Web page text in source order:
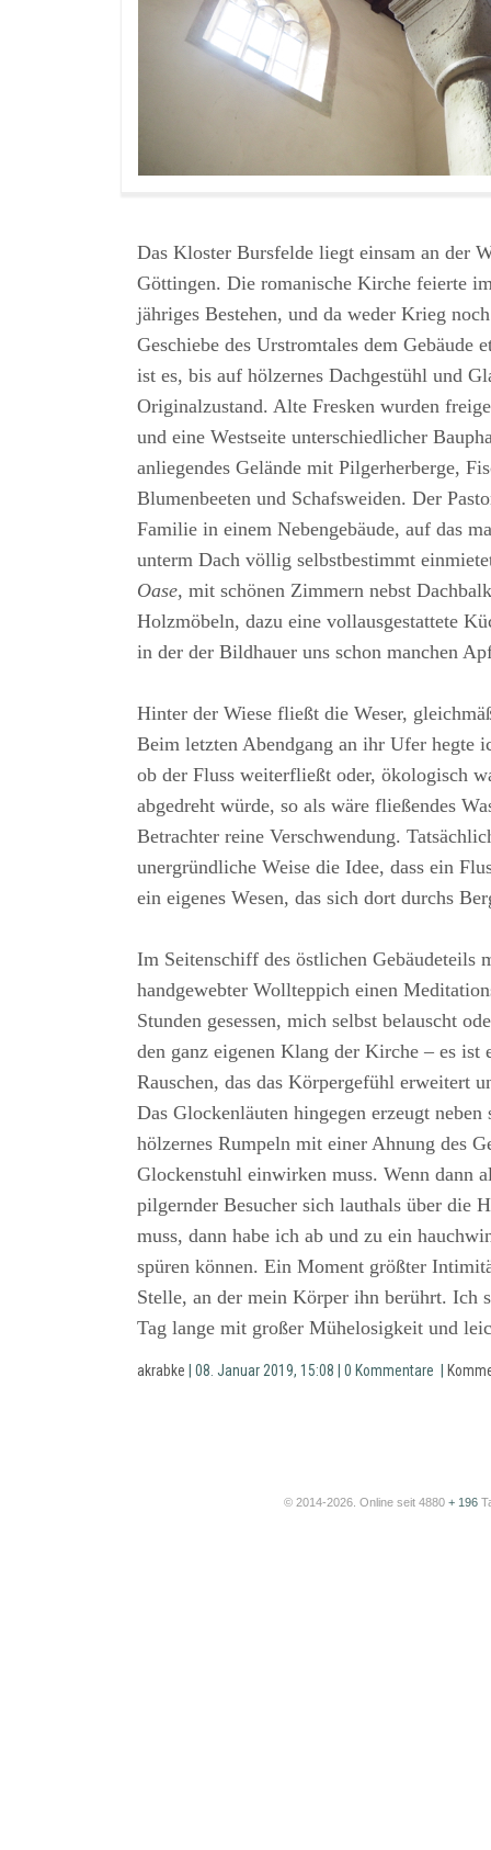
Das Kloster Bursfelde liegt einsam an der
Göttingen. Die romanische Kirche feierte
jähriges Bestehen, und da weder Krieg
Geschiebe des Urstromtales dem Gebäude
ist es, bis auf hölzernes Dachgestühl und
Originalzustand. Alte Fresken wurden
und eine Westseite unterschiedlicher
anliegendes Gelände mit Pilgerherberge,
Blumenbeeten und Schafsweiden. Der
Familie in einem Nebengebäude, auf das
unterm Dach völlig selbstbestimmt
Oase, mit schönen Zimmern nebst
Holzmöbeln, dazu eine vollausgestattete
in der der Bildhauer uns schon manchen
Hinter der Wiese fließt die Weser,
Beim letzten Abendgang an ihr Ufer hegte
ob der Fluss weiterfließt oder, ökologisch
abgedreht würde, so als wäre fließendes
Betrachter reine Verschwendung.
unergründliche Weise die Idee, dass ein
ein eigenes Wesen, das sich dort durchs
Im Seitenschiff des östlichen Gebäudeteils
handgewebter Wollteppich einen
Stunden gesessen, mich selbst belauscht
den ganz eigenen Klang der Kirche – es ist
Rauschen, das das Körpergefühl erweitert
Das Glockenläuten hingegen erzeugt
hölzernes Rumpeln mit einer Ahnung des
Glockenstuhl einwirken muss. Wenn dann
pilgernder Besucher sich lauthals über die
muss, dann habe ich ab und zu ein
spüren können. Ein Moment größter
Stelle, an der mein Körper ihn berührt. Ich
Tag lange mit großer Mühelosigkeit und
akrabke | 08. Januar 2019, 15:08 | 0 Kommentare |
© 2014-2026. Online seit 4880 + 196